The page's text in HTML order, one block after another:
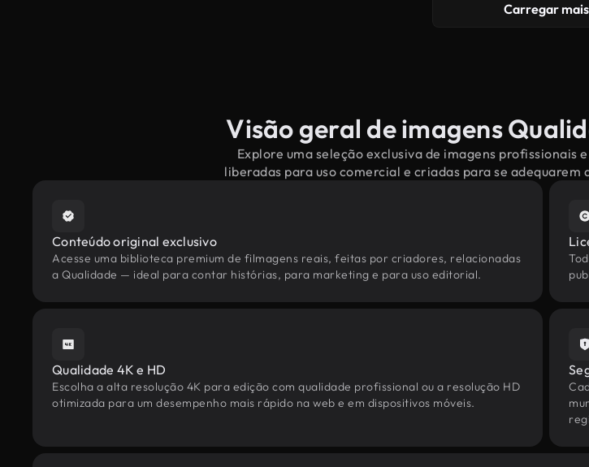
Carregar mais
Visão geral de imagens
Explore uma seleção exclusiva de imagens profissionais
liberadas para uso comercial e criadas para se
Conteúdo original exclusivo
Acesse uma biblioteca premium de filmagens reais, feitas por criadores, relacionadas
a Qualidade — ideal para contar histórias, para marketing e para uso editorial.
Qualidade 4K e HD
Escolha a alta resolução 4K para edição com qualidade profissional ou a resolução HD
otimizada para um desempenho mais rápido na web e em dispositivos móveis.